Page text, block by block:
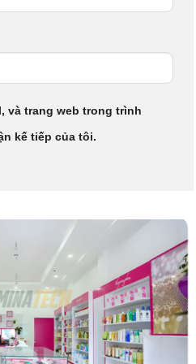
và trang web trong trình
kế tiếp của tôi.